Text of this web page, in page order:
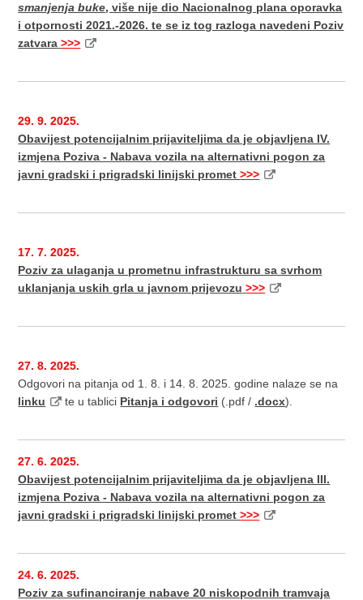
smanjenja buke, više nije dio Nacionalnog plana oporavka
i otpornosti 2021.-2026. te se iz tog razloga navedeni Poziv
zatvara >>>
29. 9. 2025.
Obavijest potencijalnim prijaviteljima da je objavljena IV.
izmjena Poziva - Nabava vozila na alternativni pogon za
javni gradski i prigradski linijski promet>>>
17. 7. 2025.
Poziv za ulaganja u prometnu infrastrukturu sa svrhom
uklanjanja uskih grla u javnom prijevozu >>>
27. 8. 2025.
Odgovori na pitanja od 1. 8. i 14. 8. 2025. godine nalaze se na
linku
te u tablici Pitanja i odgovori (.pdf / .docx).
27. 6. 2025.
Obavijest potencijalnim prijaviteljima da je objavljena III.
izmjena Poziva - Nabava vozila na alternativni pogon za
javni gradski i prigradski linijski promet>>>
24. 6. 2025.
Poziv za sufinanciranje nabave 20 niskopodnih tramvaja